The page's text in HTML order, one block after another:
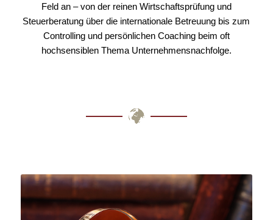
Feld an – von der reinen Wirtschaftsprüfung und
Steuerberatung über die internationale Betreuung bis zum
Controlling und persönlichen Coaching beim oft
hochsensiblen Thema Unternehmensnachfolge.